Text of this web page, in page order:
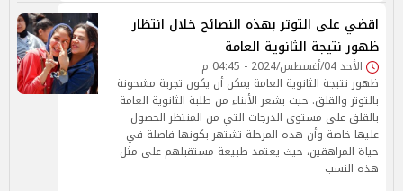
اقضي على التوتر بهذه النصائح خلال انتظار
ظهور نتيجة الثانوية العامة
الأحد 04/أغسطس/2024 - 04:45 م
ظهور نتيجة الثانوية العامة يمكن أن يكون تجربة مشحونة
بالتوتر والقلق. حيث يشعر الأبناء من طلبة الثانوية العامة
بالقلق على مستوى الدرجات التي من المنتظر الحصول
عليها خاصة وأن هذه المرحلة تشتهر بكونها فاصلة في
حياة المراهقين، حيث يعتمد طبيعة مستقبلهم على مثل
هذه النسب